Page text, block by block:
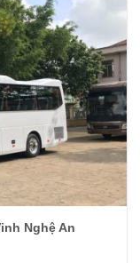
Nghệ An